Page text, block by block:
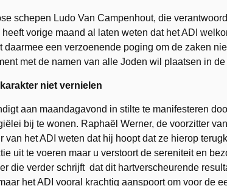
schepen Ludo Van Campenhout, die
vorige maand al laten weten dat het ADI
daarmee een verzoenende poging om de zaken
met de namen van alle Joden wil plaatsen in
niet vernielen
aan maandagavond in stilte te manifesteren
bij te wonen. Raphaël Werner, de voorzitter
van het ADI weten dat hij hoopt dat ze hierop
uit te voeren maar u verstoort de sereniteit en
die verder schrijft dat dit hartverscheurende
het ADI vooral krachtig aanspoort om voor de